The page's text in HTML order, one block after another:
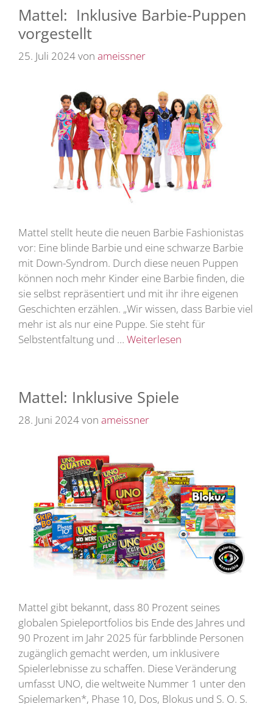
Mattel: Inklusive Barbie-Puppen
vorgestellt
25. Juli 2024von ameissner
Mattel stellt heute die neuen Barbie Fashionistas
vor: Eine blinde Barbie und eine schwarze Barbie
mit Down-Syndrom. Durch diese neuen Puppen
können noch mehr Kinder eine Barbie finden, die
sie selbst repräsentiert und mit ihr ihre eigenen
Geschichten erzählen. „Wir wissen, dass Barbie viel
mehr ist als nur eine Puppe. Sie steht für
Selbstentfaltung und … Weiterlesen
Mattel: Inklusive Spiele
28. Juni 2024von ameissner
Mattel gibt bekannt, dass 80 Prozent seines
globalen Spieleportfolios bis Ende des Jahres und
90 Prozent im Jahr 2025 für farbblinde Personen
zugänglich gemacht werden, um inklusivere
Spielerlebnisse zu schaffen. Diese Veränderung
umfasst UNO, die weltweite Nummer 1 unter den
Spielemarken*, Phase 10, Dos, Blokus und S. O. S.